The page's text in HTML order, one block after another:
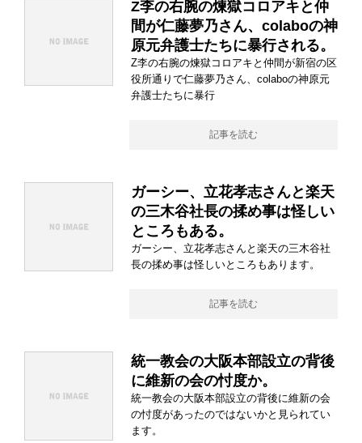
Z李の右腕の煉獄コロアキと仲
間が仁藤夢乃さん、colaboの神
原元弁護士たちに暴行される。
Z李の右腕の煉獄コロアキと仲間が新宿の区
役所通りで仁藤夢乃さん、colaboの神原元
弁護士たちに暴行
記事を読む
ガーシー、立花孝志さんと楽天
の三木谷社長の揉め事は怪しい
ところもある。
ガーシー、立花孝志さんと楽天の三木谷社
長の揉め事は怪しいところもあります。
記事を読む
統一教会の大阪本部設立の背後
に維新の会の忖度か。
統一教会の大阪本部設立の背後に維新の会
の忖度があったのではないかと見られてい
ます。